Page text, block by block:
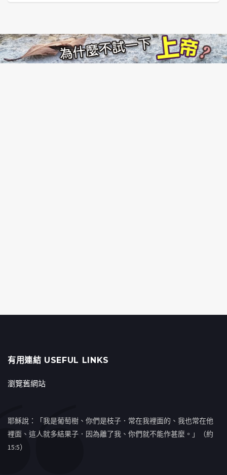
有用連結 USEFUL LINKS
瀏覽舊網站
耶穌說：「我是葡萄樹、你們是枝子．常在我裡面的、我也常在他
裡面、這人就多結果子．因為離了我、你們就不能作甚麼。」（約
15:5）